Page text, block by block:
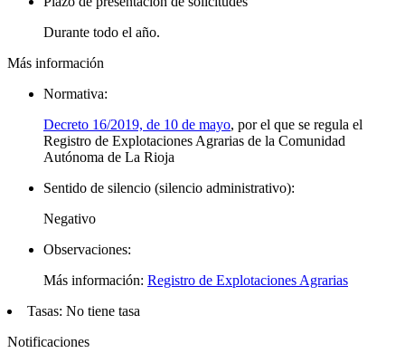
Durante todo el año.
Más información
Normativa:
Decreto 16/2019, de 10 de mayo, por el que se regula el
Registro de Explotaciones Agrarias de la Comunidad
Autónoma de La Rioja
Sentido de silencio (silencio administrativo):
Negativo
Observaciones:
Más información: Registro de Explotaciones Agrarias
Tasas: No tiene tasa
Notificaciones